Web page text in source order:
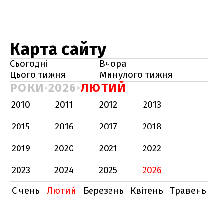
Карта сайту
Сьогодні
Вчора
Цього тижня
Минулого тижня
РОКИ 2026 ЛЮТИЙ
2010 2011 2012
2013
2015
2016 2017
2018
2019
2020 2021
2022
2023
2024 2025
2026
Січень
Лютий Березень Квітень
Травень